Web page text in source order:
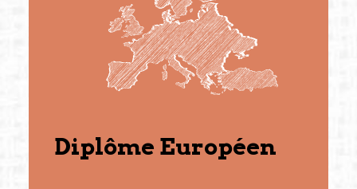
Diplôme Européen